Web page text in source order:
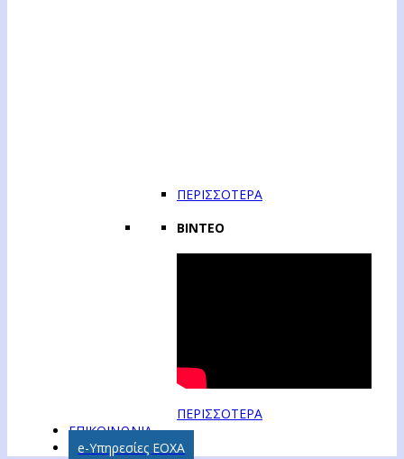
ΠΕΡΙΣΣΟΤΕΡΑ
ΒΙΝΤΕΟ
ΠΕΡΙΣΣΟΤΕΡΑ
ΕΠΙΚΟΙΝΩΝΙΑ
e-Υπηρεσίες ΕΟΧΑ